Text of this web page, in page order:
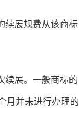
续展规费从该商标
展。一般商标的
月并未进行办理的